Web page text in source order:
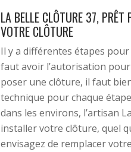
LA BELLE CLÔTURE 37, PRÊT
VOTRE CLÔTURE
Il y a différentes étapes
faut avoir l’autorisation pour
poser une clôture, il faut
technique pour chaque
dans les environs, l’artisan
installer votre clôture, quel
envisagez de remplacer